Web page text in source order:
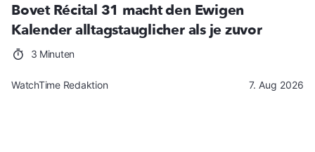
Bovet Récital 31 macht den Ewigen
Kalender alltagstauglicher als je zuvor
3 Minuten
WatchTime Redaktion 7. Aug 2026